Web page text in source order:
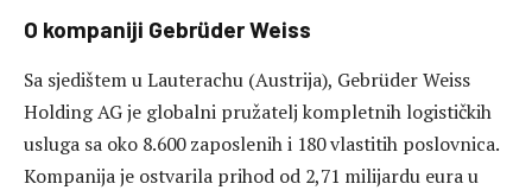
O kompaniji Gebrüder Weiss
Sa sjedištem u Lauterachu (Austrija), Gebrüder Weiss
Holding AG je globalni pružatelj kompletnih logističkih
usluga sa oko 8.600 zaposlenih i 180 vlastitih poslovnica.
Kompanija je ostvarila prihod od 2,71 milijardu eura u